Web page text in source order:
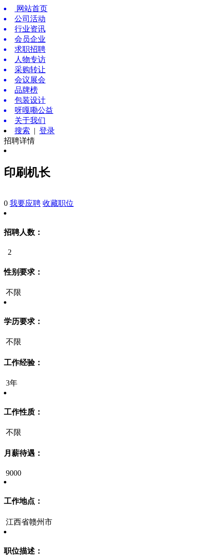
网站首页
公司活动
行业资讯
会员企业
求职招聘
人物专访
采购转让
会议展会
品牌榜
包装设计
呀嘎嘞公益
关于我们
搜索 | 登录
招聘详情
印刷机长
0 我要应聘 收藏职位
招聘人数：
2
性别要求：
不限
学历要求：
不限
工作经验：
3年
工作性质：
不限
月薪待遇：
9000
工作地点：
江西省赣州市
职位描述：